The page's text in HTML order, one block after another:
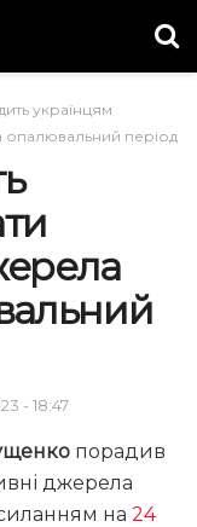
українцям
опалювальний період
- 18:47
порадив
джерела
на 24